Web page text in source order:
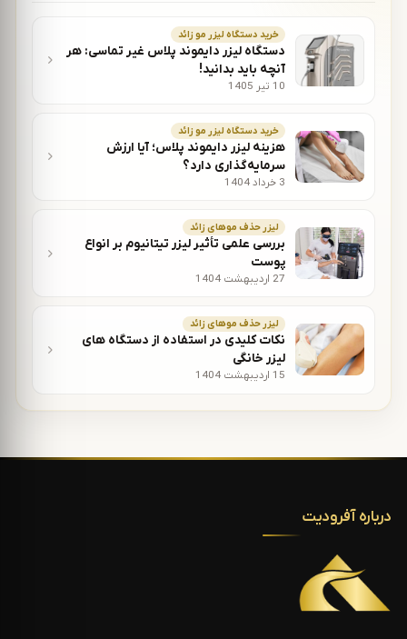
خرید دستگاه لیزر مو زائد
دستگاه لیزر دایموند پلاس غیر تماسی: هر
آنچه باید بدانید!
10 تیر 1405
خرید دستگاه لیزر مو زائد
هزینه لیزر دایموند پلاس؛ آیا ارزش
سرمایه‌گذاری دارد؟
3 خرداد 1404
لیزر حذف موهای زائد
بررسی علمی تأثیر لیزر تیتانیوم بر انواع
پوست
27 اردیبهشت 1404
لیزر حذف موهای زائد
نکات کلیدی در استفاده از دستگاه های
لیزر خانگی
15 اردیبهشت 1404
درباره آفرودیت